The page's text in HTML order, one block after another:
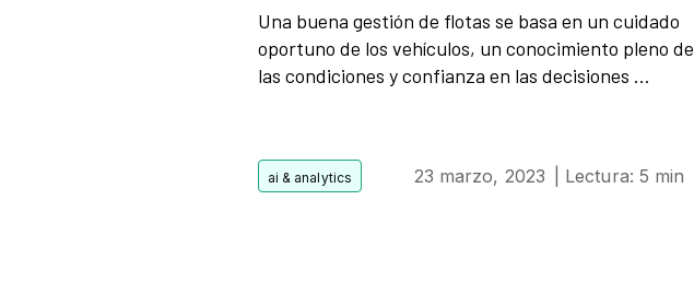
Una buena gestión de flotas se basa en un cuidado
oportuno de los vehículos, un conocimiento pleno de
las condiciones y confianza en las decisiones ...
23 marzo, 2023 | Lectura: 5 min